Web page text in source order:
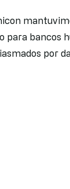
para bancos
por